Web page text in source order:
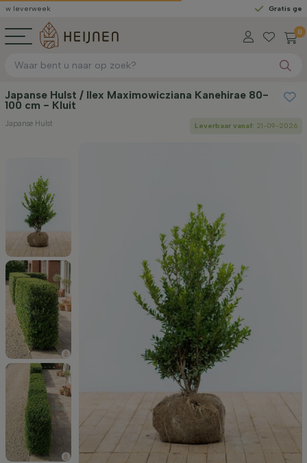
Gratis geleverdvanaf
0
Japanse Hulst / Ilex Maximowicziana Kanehirae 80-
100 cm - Kluit
Japanse Hulst Leverbaar vanaf: 21-09-2026